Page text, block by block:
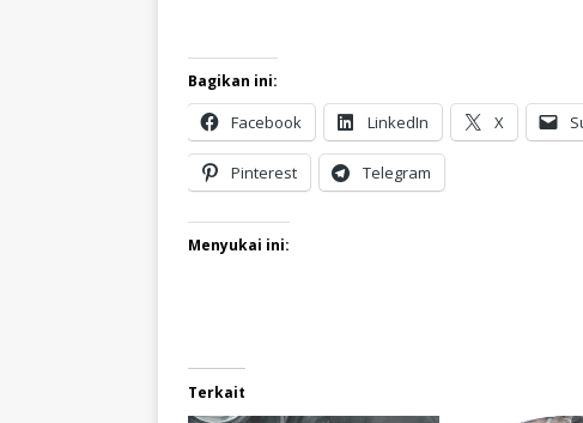
Bagikan ini:
Facebook LinkedIn X
Pinterest Telegram
Menyukai ini:
Terkait